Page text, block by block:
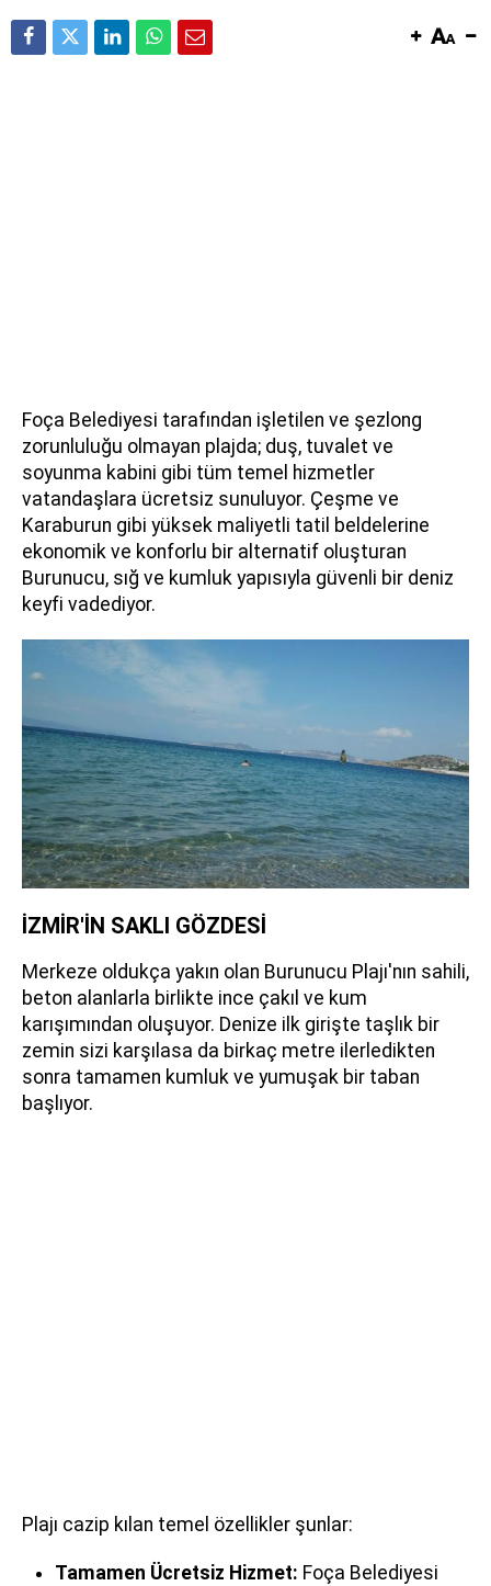
Foça Belediyesi tarafından işletilen ve şezlong
zorunluluğu olmayan plajda; duş, tuvalet ve
soyunma kabini gibi tüm temel hizmetler
vatandaşlara ücretsiz sunuluyor. Çeşme ve
Karaburun gibi yüksek maliyetli tatil beldelerine
ekonomik ve konforlu bir alternatif oluşturan
Burunucu, sığ ve kumluk yapısıyla güvenli bir deniz
keyfi vadediyor.
İZMİR'İN SAKLI GÖZDESİ
Merkeze oldukça yakın olan Burunucu Plajı'nın sahili,
beton alanlarla birlikte ince çakıl ve kum
karışımından oluşuyor. Denize ilk girişte taşlık bir
zemin sizi karşılasa da birkaç metre ilerledikten
sonra tamamen kumluk ve yumuşak bir taban
başlıyor.
Plajı cazip kılan temel özellikler şunlar:
Tamamen Ücretsiz Hizmet: Foça Belediyesi